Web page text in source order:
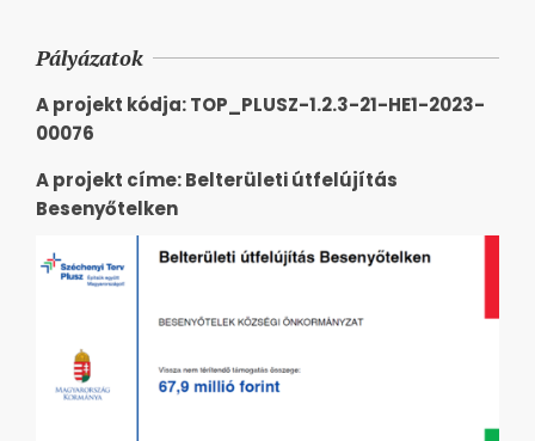
Pályázatok
A projekt kódja: TOP_PLUSZ-1.2.3-21-HE1-2023-
00076
A projekt címe: Belterületi útfelújítás
Besenyőtelken